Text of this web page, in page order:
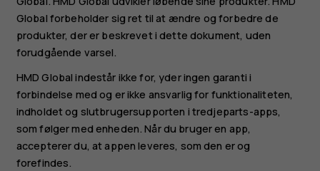
Global forbeholder sig ret til at ændre og forbedre de
produkter, der er beskrevet i dette dokument, uden
forudgående varsel.
HMD Global indestår ikke for, yder ingen garanti i
forbindelse med og er ikke ansvarlig for funktionaliteten,
indholdet og slutbrugersupporten i tredjeparts-apps,
som følger med enheden. Når du bruger en app,
accepterer du, at appen leveres, som den er og
forefindes.